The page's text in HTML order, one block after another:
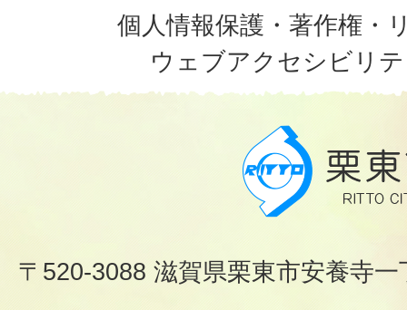
個人情報保護・著作権・
ウェブアクセシビリ
〒520-3088 滋賀県栗東市安養寺